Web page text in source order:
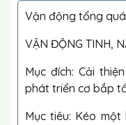
Vận động tổng
VẬN ĐỘNG TINH,
Mục đích: Cải
phát triển cơ bắp
Mục tiêu: Kéo